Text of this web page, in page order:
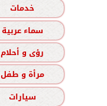
خدمات
سماء عربية
رؤى و أحلام
مرأة و طفل
سيارات